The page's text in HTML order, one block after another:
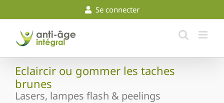
to
content
Se connecter
Eclaircir ou gommer les taches
brunes
Lasers, lampes flash & peelings